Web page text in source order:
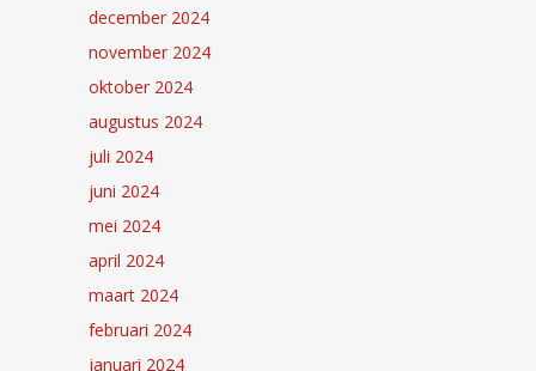
december 2024
november 2024
oktober 2024
augustus 2024
juli 2024
juni 2024
mei 2024
april 2024
maart 2024
februari 2024
januari 2024